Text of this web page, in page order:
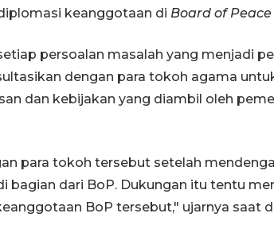
keanggotaan di Board of Peace
persoalan masalah yang menjadi
dengan para tokoh agama
dan kebijakan yang diambil oleh
para tokoh tersebut setelah
bagian dari BoP. Dukungan itu tentu
BoP tersebut," ujarnya saat